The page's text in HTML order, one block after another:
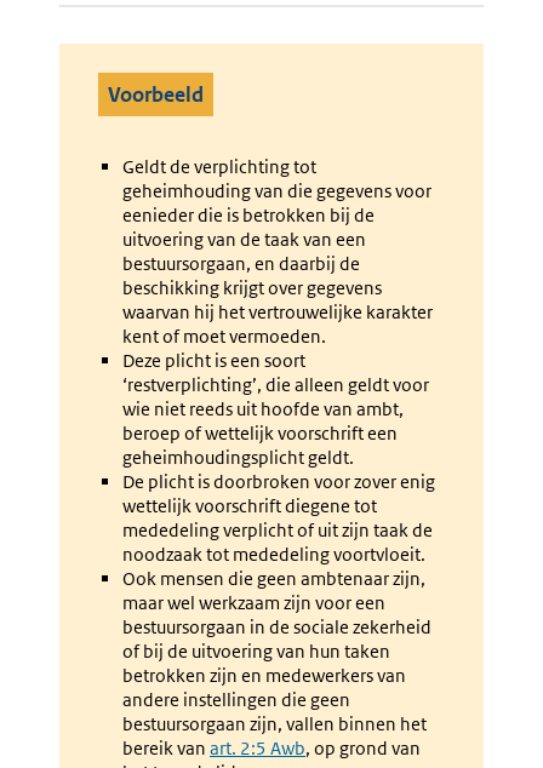
Voorbeeld
Geldt de verplichting tot
geheimhouding van die gegevens voor
eenieder die is betrokken bij de
uitvoering van de taak van een
bestuursorgaan, en daarbij de
beschikking krijgt over gegevens
waarvan hij het vertrouwelijke karakter
kent of moet vermoeden.
Deze plicht is een soort
‘restverplichting’, die alleen geldt voor
wie niet reeds uit hoofde van ambt,
beroep of wettelijk voorschrift een
geheimhoudingsplicht geldt.
De plicht is doorbroken voor zover enig
wettelijk voorschrift diegene tot
mededeling verplicht of uit zijn taak de
noodzaak tot mededeling voortvloeit.
Ook mensen die geen ambtenaar zijn,
maar wel werkzaam zijn voor een
bestuursorgaan in de sociale zekerheid
of bij de uitvoering van hun taken
betrokken zijn en medewerkers van
andere instellingen die geen
bestuursorgaan zijn, vallen binnen het
bereik van Externe
art. 2:5 Awb, op grond van